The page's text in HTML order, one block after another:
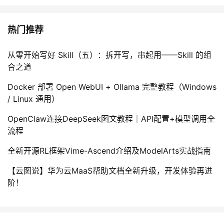
热门推荐
从零开始写好 Skill（五）：拆开写，串起用——Skill 的组
合之道
Docker 部署 Open WebUI + Ollama 完整教程（Windows
/ Linux 通用）
OpenClaw连接DeepSeek图文教程｜API配置+模型调用全
流程
全新开源RL框架Vime-Ascend介绍及ModelArts实战指南
【云图说】华为云MaaS帮助文档全新升级，开发体验再进
阶！